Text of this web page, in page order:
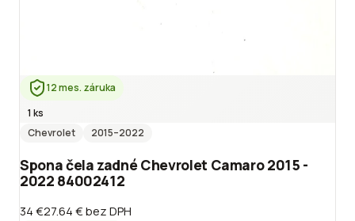
12 mes. záruka
1 ks
Chevrolet
2015–2022
Spona čela zadné Chevrolet Camaro 2015 -
2022 84002412
34 €27.64 €bez DPH